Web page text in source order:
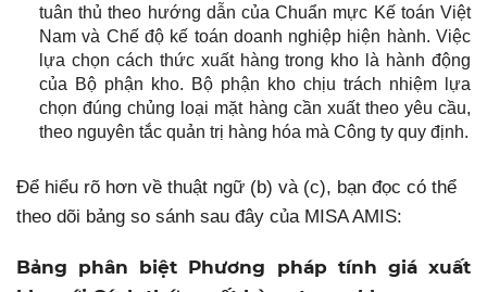
tuân thủ theo hướng dẫn của Chuẩn mực Kế toán Việt
Nam và Chế độ kế toán doanh nghiệp hiện hành. Việc
lựa chọn cách thức xuất hàng trong kho là hành động
của Bộ phận kho. Bộ phận kho chịu trách nhiệm lựa
chọn đúng chủng loại mặt hàng cần xuất theo yêu cầu,
theo nguyên tắc quản trị hàng hóa mà Công ty quy định.
Để hiểu rõ hơn về thuật ngữ (b) và (c), bạn đọc có thể
theo dõi bảng so sánh sau đây của MISA AMIS:
Bảng phân biệt Phương pháp tính giá xuất